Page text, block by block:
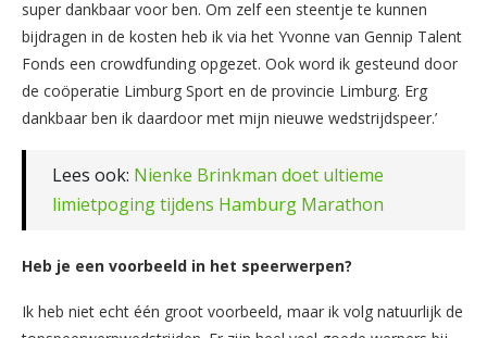
super dankbaar voor ben. Om zelf een steentje te kunnen
bijdragen in de kosten heb ik via het Yvonne van Gennip Talent
Fonds een crowdfunding opgezet. Ook word ik gesteund door
de coöperatie Limburg Sport en de provincie Limburg. Erg
dankbaar ben ik daardoor met mijn nieuwe wedstrijdspeer.’
Lees ook: Nienke Brinkman doet ultieme
limietpoging tijdens Hamburg Marathon
Heb je een voorbeeld in het speerwerpen?
Ik heb niet echt één groot voorbeeld, maar ik volg natuurlijk de